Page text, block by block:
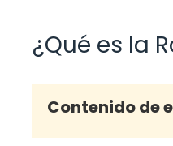
¿Qué es la
Contenido de